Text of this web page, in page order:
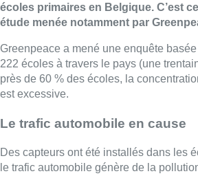
écoles primaires en Belgique. C’est
étude menée notamment par
Greenpeace a mené une enquête
222 écoles à travers le pays (une
près de 60 % des écoles, la
est excessive.
Le trafic automobile en cause
Des capteurs ont été installés dans les
le trafic automobile génère de la